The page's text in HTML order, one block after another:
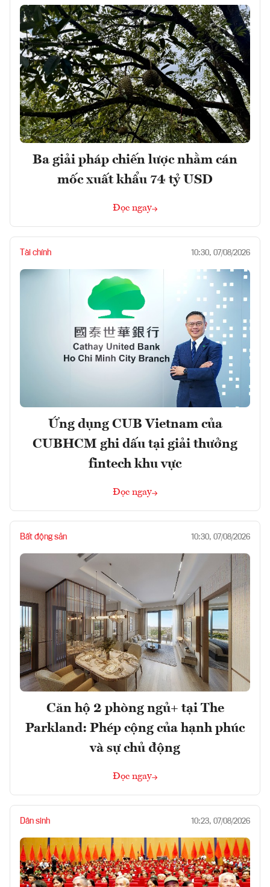
Ba giải pháp chiến lược nhằm cán
mốc xuất khẩu 74 tỷ USD
Đọc ngay
Tài chính 10:30, 07/08/2026
Ứng dụng CUB Vietnam của
CUBHCM ghi dấu tại giải thưởng
fintech khu vực
Đọc ngay
Bất động sản 10:30, 07/08/2026
Căn hộ 2 phòng ngủ+ tại The
Parkland: Phép cộng của hạnh phúc
và sự chủ động
Đọc ngay
Dân sinh 10:23, 07/08/2026